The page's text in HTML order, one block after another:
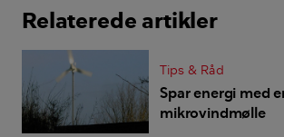
Relaterede artikler
Tips & Råd
Spar energi med
mikrovindmølle